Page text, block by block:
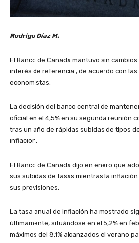
Rodrigo Díaz M.
El Banco de Canadá mantuvo sin
interés de referencia , de acuerdo con
economistas.
La decisión del banco central de
oficial en el 4,5% en su segunda reunión
tras un año de rápidas subidas de tipos
inflación.
El Banco de Canadá dijo en enero que
sus subidas de tasas mientras la
sus previsiones.
La tasa anual de inflación ha mostrado
últimamente, situándose en el 5,2% en
máximos del 8,1% alcanzados el verano